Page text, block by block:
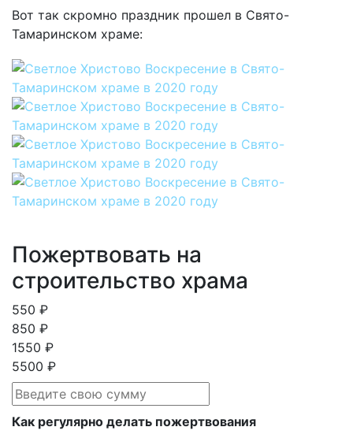
Вот так скромно праздник прошел в Свято-
Тамаринском храме:
Пожертвовать на
строительство храма
550 ₽
850 ₽
1550 ₽
5500 ₽
Как регулярно делать пожертвования